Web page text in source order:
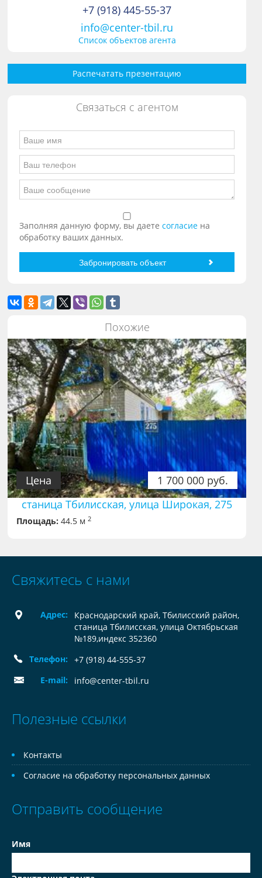
+7 (918) 445-55-37
info@center-tbil.ru
Список объектов агента
Распечатать презентацию
Связаться с агентом
Заполняя данную форму, вы даетесогласие на
обработку ваших данных.
Похожие
1 700 000 руб.
Цена
станица Тбилисская, улица Широкая, 275
Площадь: 44.5 м2
Свяжитесь с нами
Адрес:
Краснодарский край, Тбилисский район,
станица Тбилисская, улица Октябрьская
№189,индекс 352360
Телефон:
+7 (918) 44-555-37
E-mail:
info@center-tbil.ru
Полезные ссылки
Контакты
Согласие на обработку персональных данных
Отправить сообщение
Имя